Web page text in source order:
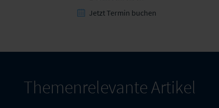
Jetzt Termin buchen
Themenrelevante Artikel